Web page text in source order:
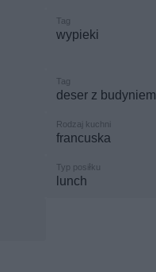
wypieki
deser z budyniem
francuska
lunch